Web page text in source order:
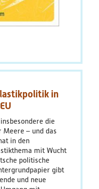
in
die
– und das
in den
mit Wucht
politische
gibt
und neue